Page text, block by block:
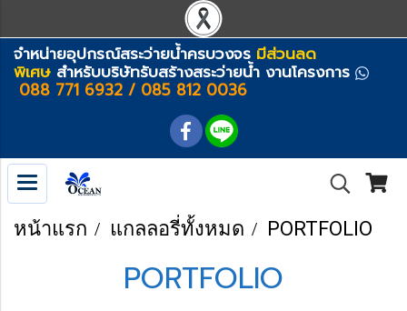
จำหน่ายอุปกรณ์สระว่ายน้ำครบวงจร มีส่วนลด
พิเศษ สำหรับบริษัทรับสร้างสระว่ายน้ำ งานโครงการ
088 771 6932 / 085 812 0036
หน้าแรก แกลลอรี่ทั้งหมด PORTFOLIO
PORTFOLIO